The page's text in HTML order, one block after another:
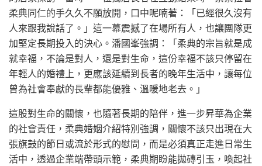
柔典同仁的手久久不願放開，口中呢喃著：「已經很久沒有
人來跟我說話了。」這一幕震撼了在場所有人，也讓團隊更
加堅定長期投入的決心。潘國峯強調：「柔典的宗旨就是成
就幸福，不論是對人，還是對生命，這份幸福不該只停留在
年輕人的婚禮上，更應該延續到長者的晚年生活中，讓每位
曾為社會奉獻的長輩都能優雅、溫暖地老去。」
這股對生命的關懷，也隨著長期的陪伴，進一步昇華為企業
的社會責任，柔典婚姻介紹特別強調，關懷不該只出現在大
張旗鼓的節日或流於形式的慰問，而是必須真正走進日常生
活中，透過企業端帶頭示範，柔典期盼能拋磚引玉，喚起社